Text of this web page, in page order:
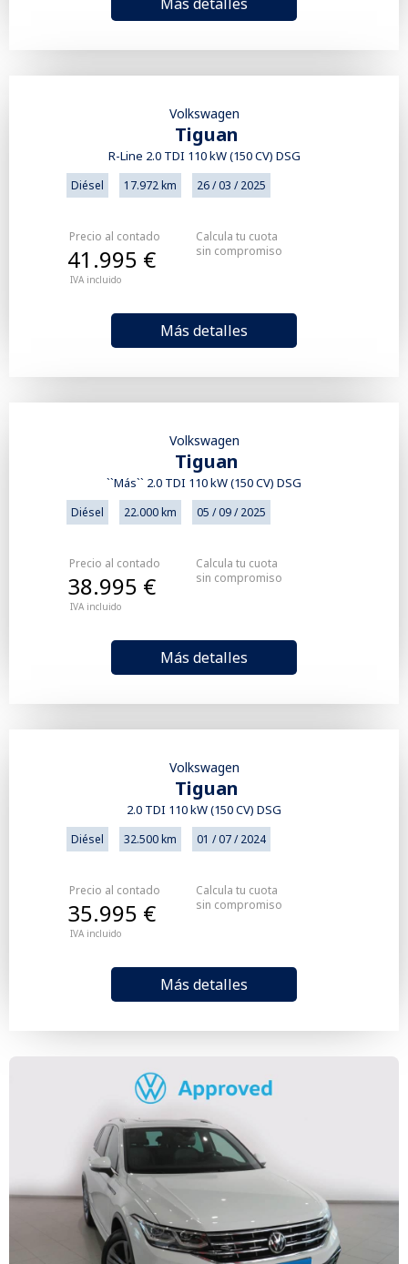
Volkswagen
Tiguan
R-Line 2.0 TDI 110 kW (150 CV) DSG
Diésel 17.972 km 26 / 03 / 2025
Precio al contado
IVA incluido
41.995 €
Más detalles
Calcula tu cuota
sin compromiso
Volkswagen
Tiguan
``Más`` 2.0 TDI 110 kW (150 CV) DSG
Diésel 22.000 km 05 / 09 / 2025
Precio al contado
IVA incluido
38.995 €
Más detalles
Calcula tu cuota
sin compromiso
Volkswagen
Tiguan
2.0 TDI 110 kW (150 CV) DSG
Diésel 32.500 km 01 / 07 / 2024
Precio al contado
IVA incluido
35.995 €
Más detalles
Calcula tu cuota
sin compromiso